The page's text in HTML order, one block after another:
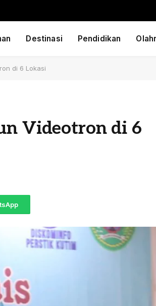
Destinasi Pendidikan
di 6 Lokasi
Videotron di 6